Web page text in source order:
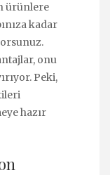
ürünlere
kadar
onu
Peki,
hazır